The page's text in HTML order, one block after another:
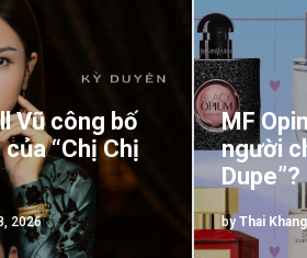
Vũ công bố
“Chị Chị
2026
MF
người
Dupe”?
by Thai